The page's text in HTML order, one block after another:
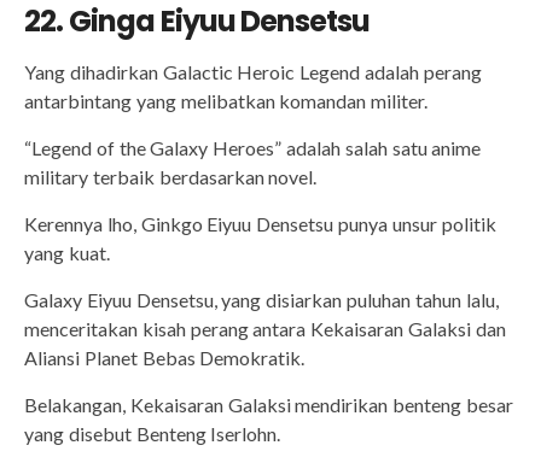
22. Ginga Eiyuu Densetsu
Yang dihadirkan Galactic Heroic Legend adalah perang
antarbintang yang melibatkan komandan militer.
“Legend of the Galaxy Heroes” adalah salah satu anime
military terbaik berdasarkan novel.
Kerennya lho, Ginkgo Eiyuu Densetsu punya unsur politik
yang kuat.
Galaxy Eiyuu Densetsu, yang disiarkan puluhan tahun lalu,
menceritakan kisah perang antara Kekaisaran Galaksi dan
Aliansi Planet Bebas Demokratik.
Belakangan, Kekaisaran Galaksi mendirikan benteng besar
yang disebut Benteng Iserlohn.